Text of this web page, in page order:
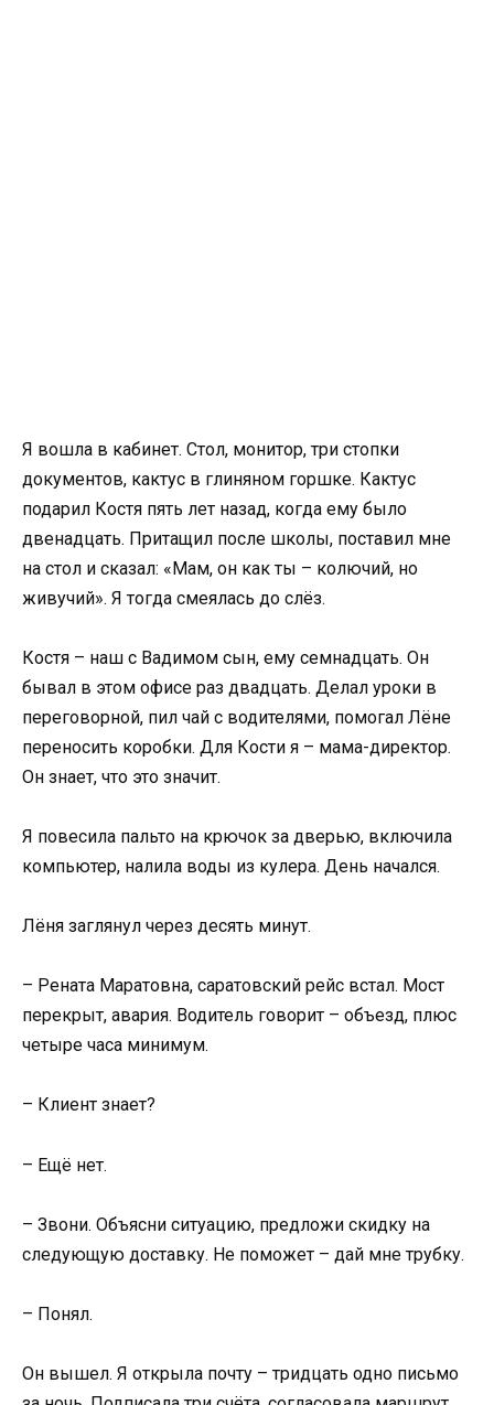
Я вошла в кабинет. Стол, монитор, три стопки
документов, кактус в глиняном горшке. Кактус
подарил Костя пять лет назад, когда ему было
двенадцать. Притащил после школы, поставил мне
на стол и сказал: «Мам, он как ты – колючий, но
живучий». Я тогда смеялась до слёз.
Костя – наш с Вадимом сын, ему семнадцать. Он
бывал в этом офисе раз двадцать. Делал уроки в
переговорной, пил чай с водителями, помогал Лёне
переносить коробки. Для Кости я – мама-директор.
Он знает, что это значит.
Я повесила пальто на крючок за дверью, включила
компьютер, налила воды из кулера. День начался.
Лёня заглянул через десять минут.
– Рената Маратовна, саратовский рейс встал. Мост
перекрыт, авария. Водитель говорит – объезд, плюс
четыре часа минимум.
– Клиент знает?
– Ещё нет.
– Звони. Объясни ситуацию, предложи скидку на
следующую доставку. Не поможет – дай мне трубку.
– Понял.
Он вышел. Я открыла почту – тридцать одно письмо